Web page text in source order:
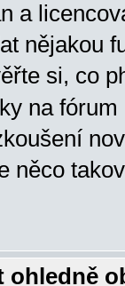
a
nějakou
si, co
na
něco
ohledně